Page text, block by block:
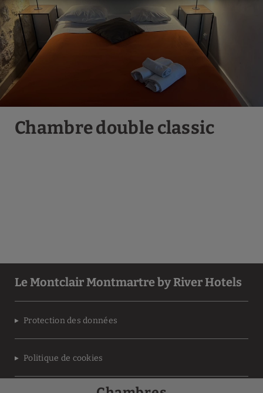
Chambre double classic
Le Montclair Montmartre by River Hotels
Protection des données
Politique de cookies